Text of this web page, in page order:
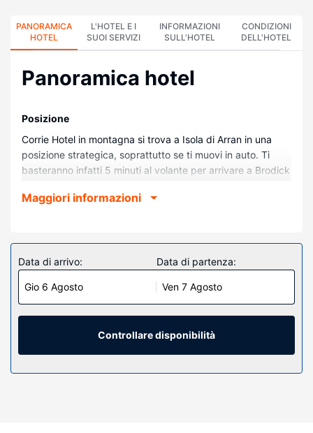
PANORAMICA
HOTEL
L'HOTEL E I
SUOI SERVIZI
INFORMAZIONI
SULL'HOTEL
CONDIZIONI
DELL'HOTEL
Panoramica hotel
Posizione
Corrie Hotel in montagna si trova a Isola di Arran in una
posizione strategica, soprattutto se ti muovi in auto. Ti
basteranno infatti 5 minuti al volante per arrivare a Brodick
Aromatics. Questo hotel sulla spiaggia dista 6,3 km da
Nelle 13 camere della struttura ti sentirai come a casa. Il
Wi-Fi gratuito ti consente di restare in contatto con il
mondo.
biciclette.
Maggiori informazioni
Data di arrivo:
Gio 6 Agosto
Data di partenza:
Ven 7 Agosto
Controllare disponibilità